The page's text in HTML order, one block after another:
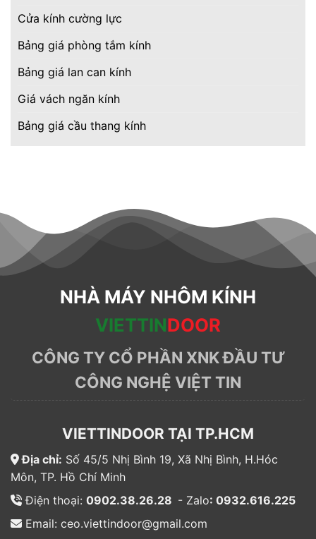
Cửa kính cường lực
Bảng giá phòng tắm kính
Bảng giá lan can kính
Giá vách ngăn kính
Bảng giá cầu thang kính
NHÀ MÁY NHÔM KÍNH
VIETTINDOOR
CÔNG TY CỔ PHẦN XNK ĐẦU TƯ
CÔNG NGHỆ VIỆT TIN
VIETTINDOOR TẠI TP.HCM
Địa chỉ: Số 45/5 Nhị Bình 19, Xã Nhị Bình, H.Hóc
Môn, TP. Hồ Chí Minh
Điện thoại: 0902.38.26.28 - Zalo: 0932.616.225
Email: ceo.viettindoor@gmail.com